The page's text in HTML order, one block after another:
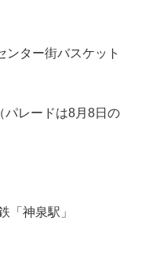
ンター街バスケット
パレードは8月8日の
「神泉駅」